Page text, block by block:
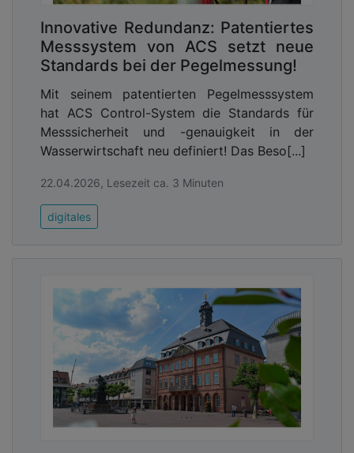
Innovative Redundanz: Patentiertes
Messsystem von ACS setzt neue
Standards bei der Pegelmessung!
Mit seinem patentierten Pegelmesssystem
hat ACS Control-System die Standards für
Messsicherheit und -genauigkeit in der
Wasserwirtschaft neu definiert! Das Beso[...]
22.04.2026, Lesezeit ca. 3 Minuten
digitales